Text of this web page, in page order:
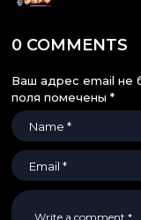
0 COMMENTS
Ваш адрес email не
поля помечены *